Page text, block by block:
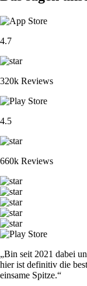
4.7
320k Reviews
4.5
660k Reviews
„Bin seit 2021 dabei
hier ist definitiv die
einsame Spitze.“